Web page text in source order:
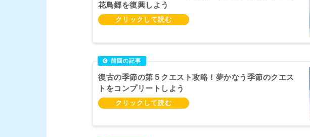
花鳥郷を復興しよう
復古の季節の第５クエスト攻略！夢かなう季節のクエス
トをコンプリートしよう